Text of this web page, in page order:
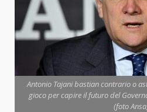
Antonio Tajani bastian contrario o
gioco per capire il futuro del
(foto